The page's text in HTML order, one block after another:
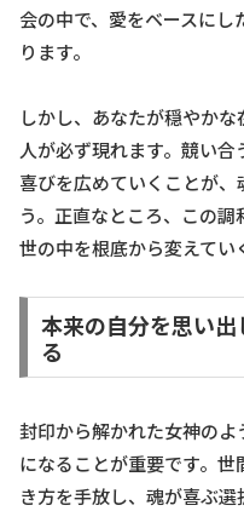
会の中で、愛をベースに
ります。
しかし、あなたが穏やか
人が必ず現れます。競い
喜びを広めていくことが
う。正直なところ、この
世の中を根底から変えてい
本来の自分を思い
る
封印から解かれた女神の
になることが重要です。
き方を手放し、魂が喜ぶ